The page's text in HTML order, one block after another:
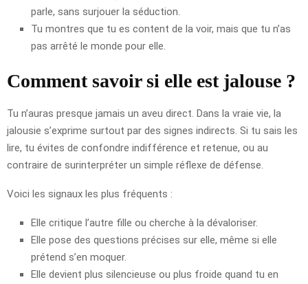
parle, sans surjouer la séduction.
Tu montres que tu es content de la voir, mais que tu n’as
pas arrêté le monde pour elle.
Comment savoir si elle est jalouse ?
Tu n’auras presque jamais un aveu direct. Dans la vraie vie, la
jalousie s’exprime surtout par des signes indirects. Si tu sais les
lire, tu évites de confondre indifférence et retenue, ou au
contraire de surinterpréter un simple réflexe de défense.
Voici les signaux les plus fréquents :
Elle critique l’autre fille ou cherche à la dévaloriser.
Elle pose des questions précises sur elle, même si elle
prétend s’en moquer.
Elle devient plus silencieuse ou plus froide quand tu en